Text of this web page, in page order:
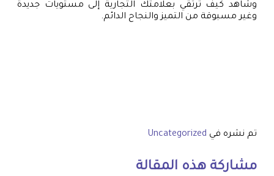
وشاهد كيف ترتقي بعلامتك التجارية إلى مستويات جديدة
وغير مسبوقة من التميز والنجاح الدائم.
تم نشره في Uncategorized
مشاركة هذه المقالة